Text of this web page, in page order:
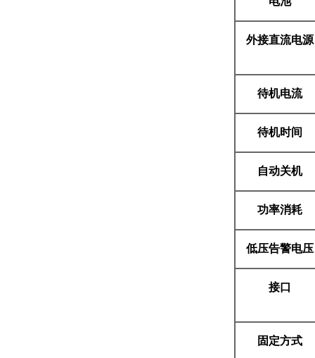
外接直流电源
待机电流
待机时间
自动关机
功率消耗
低压告警电压
接口
固定方式